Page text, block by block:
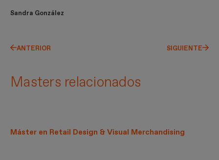
Sandra González
ANTERIOR SIGUIENTE
Masters relacionados
Máster en Retail Design & Visual Merchandising